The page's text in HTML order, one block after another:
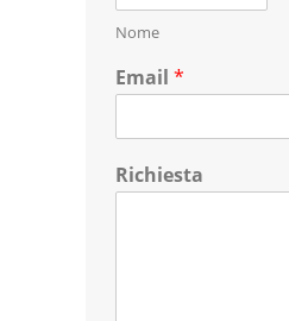
Nome
Email *
Richiesta